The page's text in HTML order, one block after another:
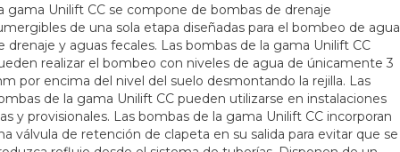
gama Unilift CC se compone de bombas de drenaje
de una sola etapa diseñadas para el bombeo de agua
drenaje y aguas fecales. Las bombas de la gama Unilift CC
realizar el bombeo con niveles de agua de únicamente 3
por encima del nivel del suelo desmontando la rejilla. Las
de la gama Unilift CC pueden utilizarse en instalaciones
y provisionales. Las bombas de la gama Unilift CC incorporan
válvula de retención de clapeta en su salida para evitar que se